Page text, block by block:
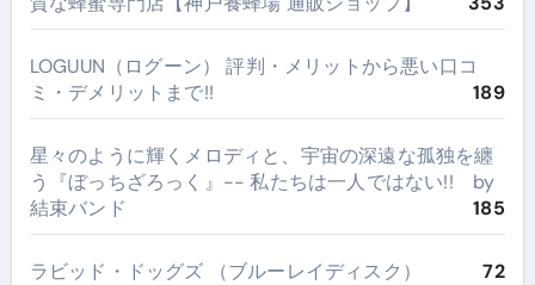
LOGUUN（ログーン） 評判・メリットから悪い口コ
ミ・デメリットまで!!
189
星々のように輝くメロディと、宇宙の深遠な孤独を纏
う『ぼっちざろっく』-- 私たちは一人ではない!! by
結束バンド
185
ラビッド・ドッグズ （ブルーレイディスク） 72